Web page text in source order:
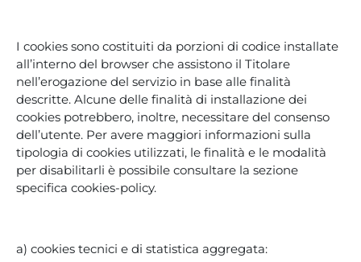
I cookies sono costituiti da porzioni di codice installate
all’interno del browser che assistono il Titolare
nell’erogazione del servizio in base alle finalità
descritte. Alcune delle finalità di installazione dei
cookies potrebbero, inoltre, necessitare del consenso
dell’utente. Per avere maggiori informazioni sulla
tipologia di cookies utilizzati, le finalità e le modalità
per disabilitarli è possibile consultare la sezione
specifica cookies-policy.
a) cookies tecnici e di statistica aggregata: